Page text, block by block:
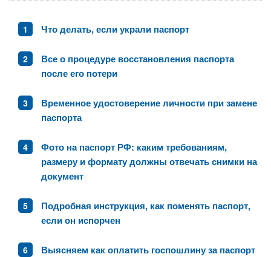
Что делать, если украли паспорт
Все о процедуре восстановления паспорта
после его потери
Временное удостоверение личности при замене
паспорта
Фото на паспорт РФ: каким требованиям,
размеру и формату должны отвечать снимки на
документ
Подробная инструкция, как поменять паспорт,
если он испорчен
Выясняем как оплатить госпошлину за паспорт